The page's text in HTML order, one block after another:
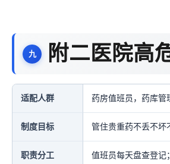
附二医院高
适配人群 药房值班员，药库管
制度目标 管住贵重药不丢不坏
职责分工 值班员每天盘查登记